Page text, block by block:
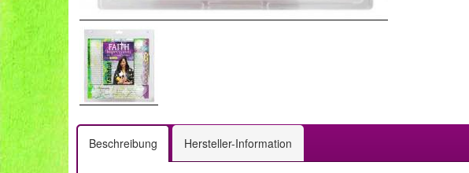
Beschreibung Hersteller-Information